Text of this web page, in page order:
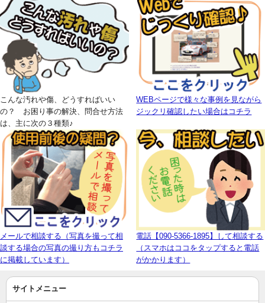
こんな汚れや傷、どうすればいい
の？ お困り事の解決、問合せ方法
は、主に次の３種類♪
WEBページで様々な事例を見ながら
ジックリ確認したい場合はコチラ
メールで相談する（写真を撮って相
談する場合の写真の撮り方もコチラ
に掲載しています）
電話【090-5366-1895】して相談する
（スマホはココをタップすると電話
がかかります）
サイトメニュー